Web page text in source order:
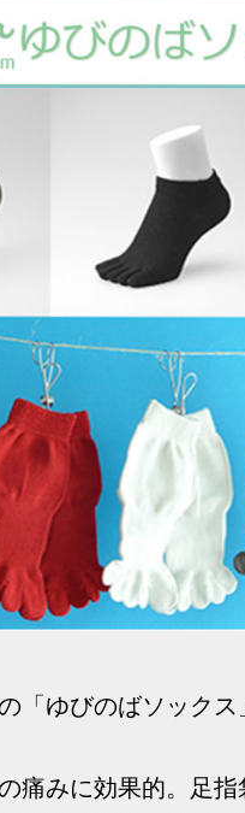
「ゆびのばソック
痛みに効果的。足